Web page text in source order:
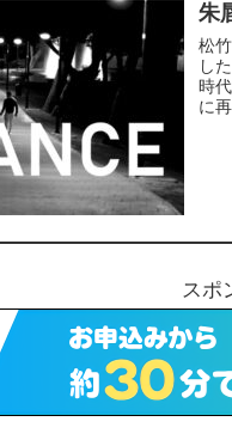
朱
松
し
時
に
スポ